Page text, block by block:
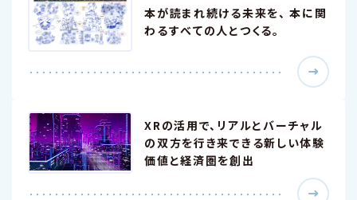
本が読まれ続ける未来を、 本に関
わるすべての人とつくる。
XRの活用で、リアルとバーチャル
の双方を行き来できる新しい体験
価値と経済圏を創出